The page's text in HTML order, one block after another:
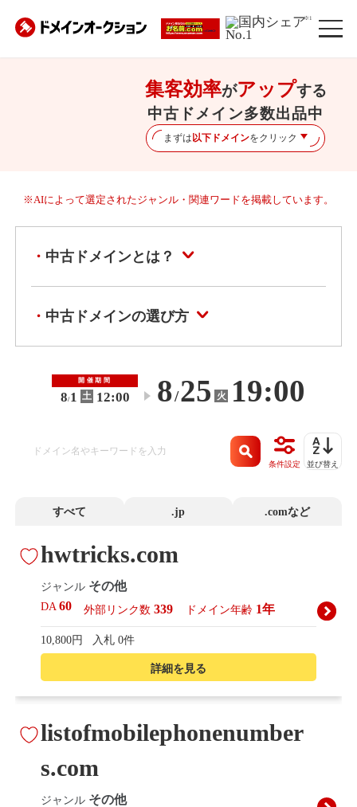
※1
集客効率がアップする
中古ドメイン多数出品中
まずは以下ドメインをクリック
※AIによって選定されたジャンル・関連ワードを掲載しています。
中古ドメインとは？
中古ドメインの選び方
開催期間
8/1 土 12:00 〜 8/25 火 19:00
条件設定 並び替え
すべて .jp .comなど
詳細を見る
hwtricks.com
ジャンル その他
DA60 外部リンク数 339 ドメイン年齢 1年
10,800円 入札 0件
listofmobilephonenumber
s.com
ジャンル その他